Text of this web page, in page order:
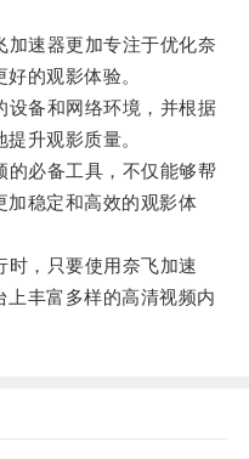
速器更加专注于优化奈
的观影体验。
备和网络环境，并根据
升观影质量。
必备工具，不仅能够帮
加稳定和高效的观影体
，只要使用奈飞加速
丰富多样的高清视频内